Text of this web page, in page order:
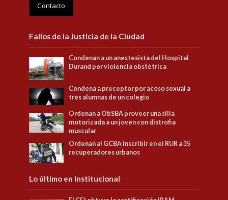
Contacto
Fallos de la Justicia de la Ciudad
Condenan a un anestesista del Hospital
Durand por violencia obstétrica
Condena a preceptor por acoso sexual a
tres alumnas de un colegio
Ordenan a ObSBA proveer una silla
motorizada a un joven con distrofia
muscular
Ordenan al GCBA inscribir en el RUR a 35
recuperadores urbanos
Lo último en Institucional